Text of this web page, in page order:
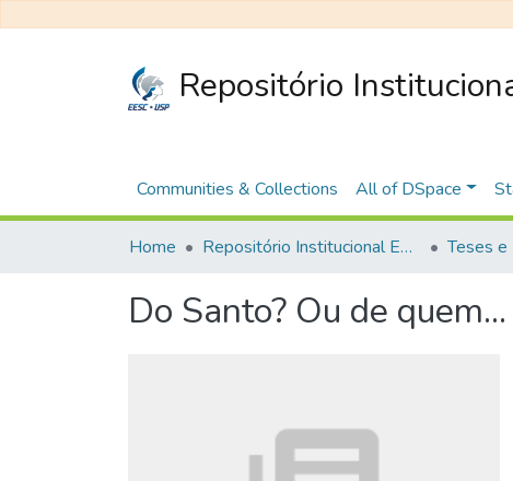
Repositório
Communities & Collections All of DSpace
Home Repositório Institucional EESC
Do Santo? Ou de